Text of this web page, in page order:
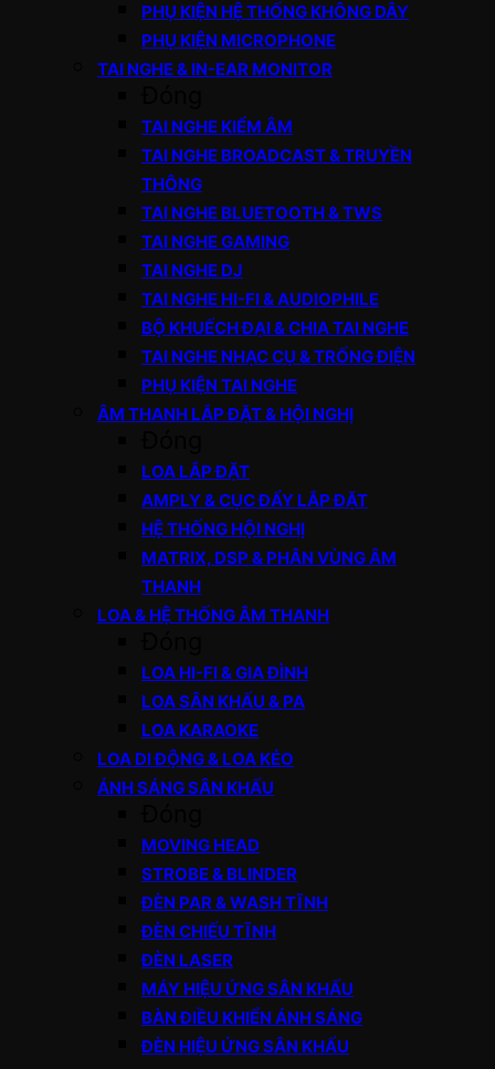
PHỤ KIỆN HỆ THỐNG KHÔNG DÂY
PHỤ KIỆN MICROPHONE
TAI NGHE & IN-EAR MONITOR
TAI NGHE KIỂM ÂM
TAI NGHE BROADCAST & TRUYỀN
THÔNG
TAI NGHE BLUETOOTH & TWS
TAI NGHE GAMING
TAI NGHE DJ
TAI NGHE HI-FI & AUDIOPHILE
BỘ KHUẾCH ĐẠI & CHIA TAI NGHE
TAI NGHE NHẠC CỤ & TRỐNG ĐIỆN
PHỤ KIỆN TAI NGHE
ÂM THANH LẮP ĐẶT & HỘI NGHỊ
LOA LẮP ĐẶT
AMPLY & CỤC ĐẨY LẮP ĐẶT
HỆ THỐNG HỘI NGHỊ
MATRIX, DSP & PHÂN VÙNG ÂM
THANH
LOA & HỆ THỐNG ÂM THANH
LOA HI-FI & GIA ĐÌNH
LOA SÂN KHẤU & PA
LOA KARAOKE
LOA DI ĐỘNG & LOA KÉO
ÁNH SÁNG SÂN KHẤU
MOVING HEAD
STROBE & BLINDER
ĐÈN PAR & WASH TĨNH
ĐÈN CHIẾU TĨNH
ĐÈN LASER
MÁY HIỆU ỨNG SÂN KHẤU
BÀN ĐIỀU KHIỂN ÁNH SÁNG
ĐÈN HIỆU ỨNG SÂN KHẤU